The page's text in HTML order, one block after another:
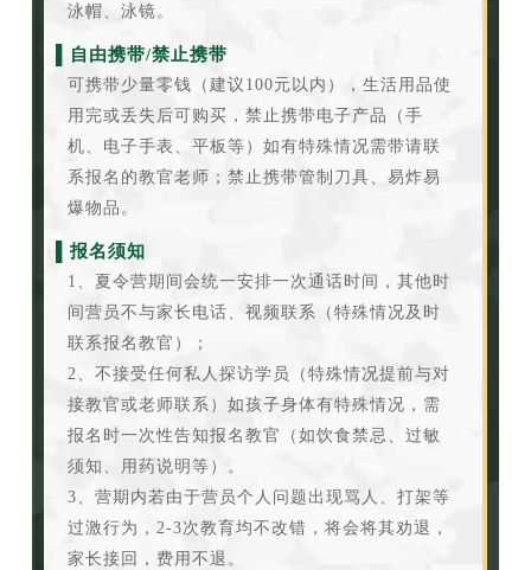
泳帽、泳镜。
▌自由携带/禁止携带
可携带少量零钱（建议100元以内），生活用品使
用完或丢失后可购买，禁止携带电子产品（手
机、电子手表、平板等）如有特殊情况需带请联
系报名的教官老师；禁止携带管制刀具、易炸易
爆物品。
▌报名须知
1、夏令营期间会统一安排一次通话时间，其他时
间营员不与家长电话、视频联系（特殊情况及时
联系报名教官）；
2、不接受任何私人探访学员（特殊情况提前与对
接教官或老师联系）如孩子身体有特殊情况，需
报名时一次性告知报名教官（如饮食禁忌、过敏
须知、用药说明等）。
3、营期内若由于营员个人问题出现骂人、打架等
过激行为，2-3次教育均不改错，将会将其劝退，
家长接回，费用不退。